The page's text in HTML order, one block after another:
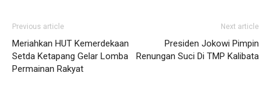
Previous article
Meriahkan HUT Kemerdekaan
Setda Ketapang Gelar Lomba
Permainan Rakyat
Next article
Presiden Jokowi Pimpin
Renungan Suci Di TMP Kalibata